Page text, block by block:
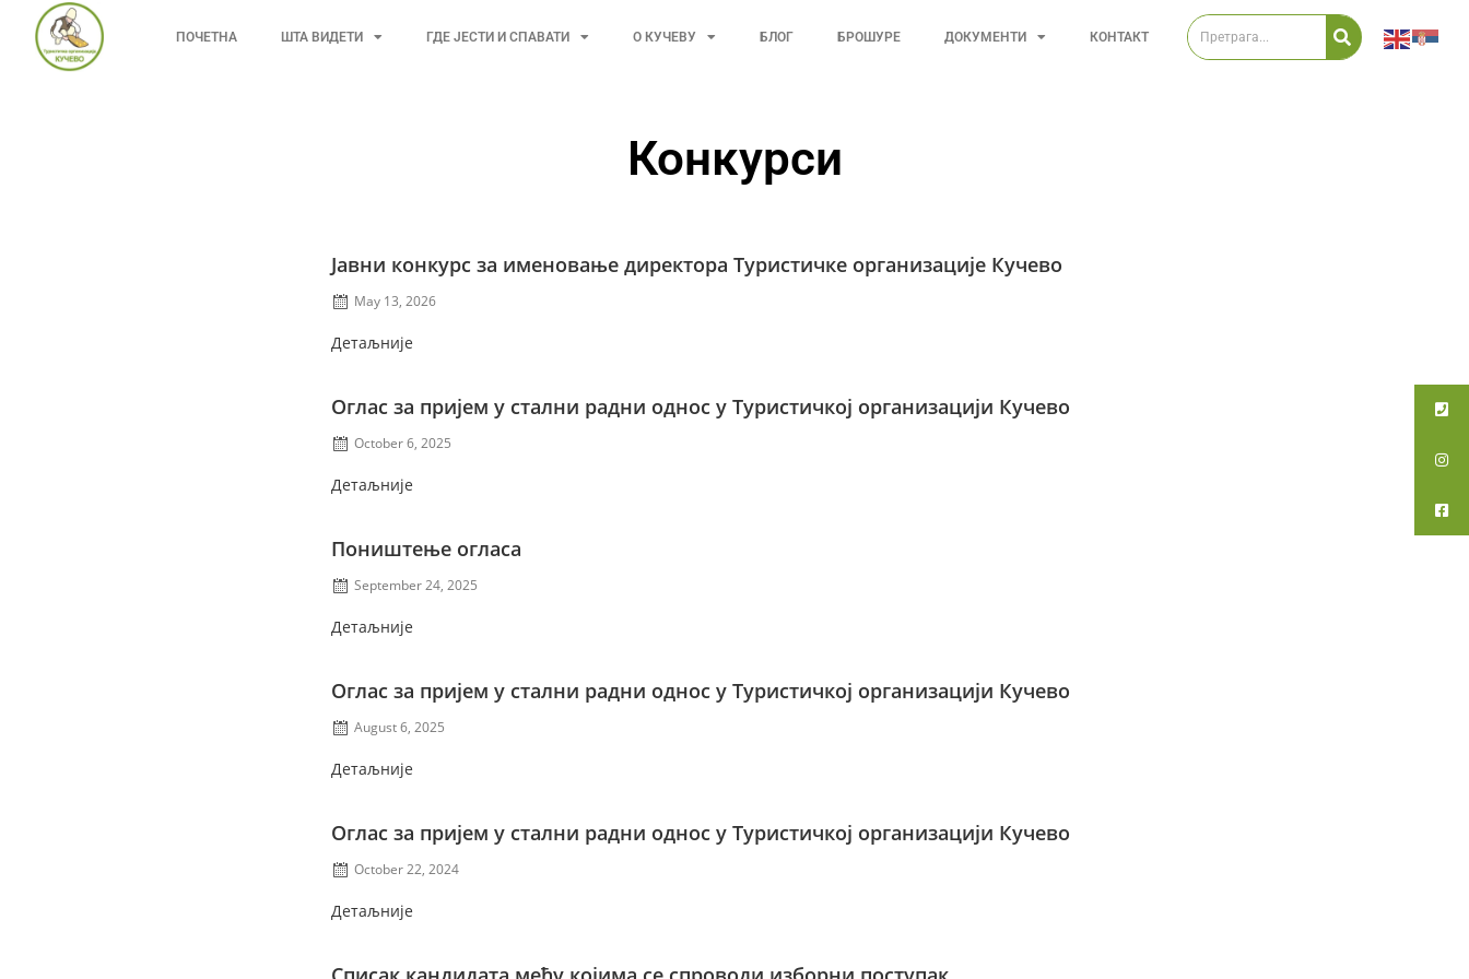
ПОЧЕТНА ШТА ВИДЕТИ ГДЕ ЈЕСТИ И СПАВАТИ О КУЧЕВУ БЛОГ БРОШУРЕ ДОКУМЕНТИ КОНТАКТ
Конкурси
Јавни конкурс за именовање директора Туристичке организације Кучево
May 13, 2026
Детаљније
Оглас за пријем у стални радни однос у Туристичкој организацији Кучево
October 6, 2025
Детаљније
Поништење огласа
September 24, 2025
Детаљније
Оглас за пријем у стални радни однос у Туристичкој организацији Кучево
August 6, 2025
Детаљније
Оглас за пријем у стални радни однос у Туристичкој организацији Кучево
October 22, 2024
Детаљније